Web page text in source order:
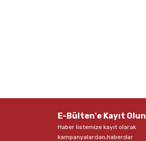
E-Bülten'e Kayıt Olun
Haber listemize kayıt olarak
kampanyalardan,haberdar